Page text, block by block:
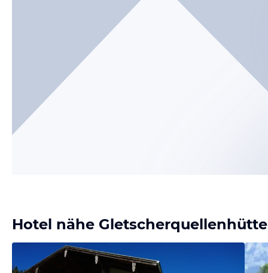
Hotel nähe Gletscherquellenhütte